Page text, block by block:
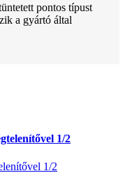
pontos típust
a gyártó által
1/2
1/2